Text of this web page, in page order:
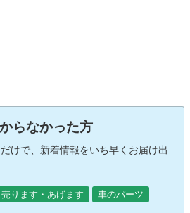
らなかった方
けで、新着情報をいち早くお届け出
売ります・あげます 車のパーツ